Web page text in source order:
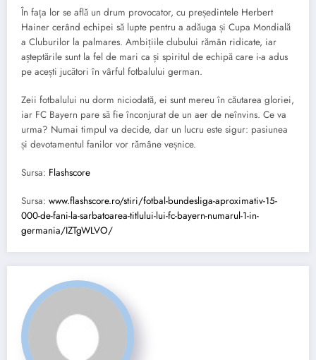
În fața lor se află un drum provocator, cu președintele Herbert
Hainer cerând echipei să lupte pentru a adăuga și Cupa Mondială
a Cluburilor la palmares. Ambițiile clubului rămân ridicate, iar
așteptările sunt la fel de mari ca și spiritul de echipă care i-a adus
pe acești jucători în vârful fotbalului german.
Zeii fotbalului nu dorm niciodată, ei sunt mereu în căutarea gloriei,
iar FC Bayern pare să fie înconjurat de un aer de neînvins. Ce va
urma? Numai timpul va decide, dar un lucru este sigur: pasiunea
și devotamentul fanilor vor rămâne veșnice.
Sursa: Flashscore
Sursa: www.flashscore.ro/stiri/fotbal-bundesliga-aproximativ-15-
000-de-fani-la-sarbatoarea-titlului-lui-fc-bayern-numarul-1-in-
germania/IZTgWLVO/